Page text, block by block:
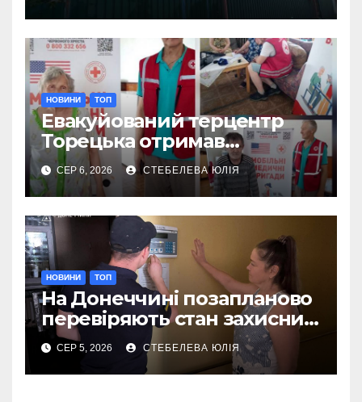
НОВИНИ ТОП
Евакуйований терцентр
Торецька отримав
допомогу від Червоного
Хреста
СЕР 6, 2026 СТЕБЕЛЕВА ЮЛІЯ
НОВИНИ ТОП
На Донеччині позапланово
перевіряють стан захисних
споруд
СЕР 5, 2026 СТЕБЕЛЕВА ЮЛІЯ